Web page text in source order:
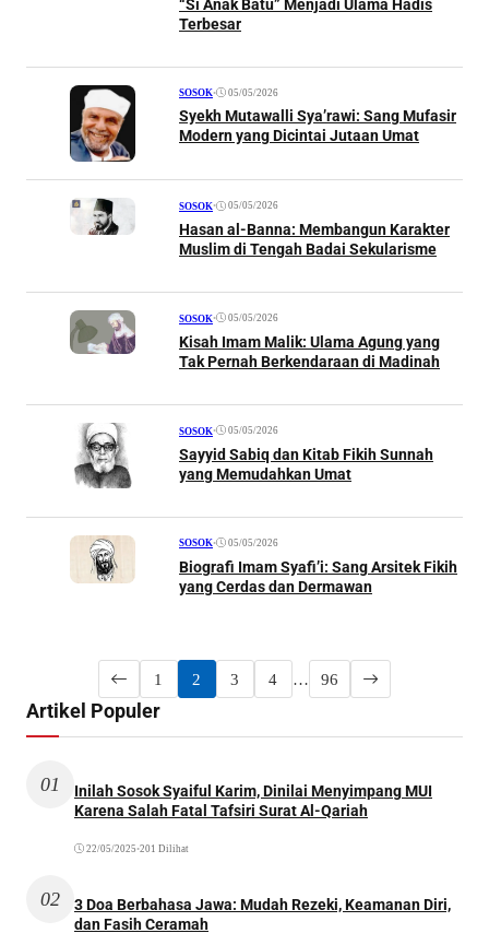
“Si Anak Batu” Menjadi Ulama Hadis
Terbesar
SOSOK• 05/05/2026
Syekh Mutawalli Sya’rawi: Sang Mufasir
Modern yang Dicintai Jutaan Umat
SOSOK• 05/05/2026
Hasan al-Banna: Membangun Karakter
Muslim di Tengah Badai Sekularisme
SOSOK• 05/05/2026
Kisah Imam Malik: Ulama Agung yang
Tak Pernah Berkendaraan di Madinah
SOSOK• 05/05/2026
Sayyid Sabiq dan Kitab Fikih Sunnah
yang Memudahkan Umat
SOSOK• 05/05/2026
Biografi Imam Syafi’i: Sang Arsitek Fikih
yang Cerdas dan Dermawan
1 2 3 4 … 96
Artikel Populer
01
Inilah Sosok Syaiful Karim, Dinilai Menyimpang MUI
Karena Salah Fatal Tafsiri Surat Al-Qariah
22/05/2025 •201 Dilihat
02
3 Doa Berbahasa Jawa: Mudah Rezeki, Keamanan Diri,
dan Fasih Ceramah